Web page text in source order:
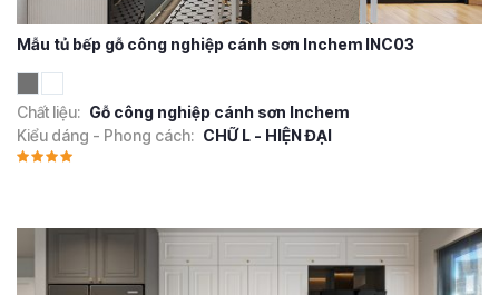
Mẫu tủ bếp gỗ công nghiệp cánh sơn Inchem INC03
Chất liệu: Gỗ công nghiệp cánh sơn Inchem
Kiểu dáng - Phong cách: CHỮ L - HIỆN ĐẠI